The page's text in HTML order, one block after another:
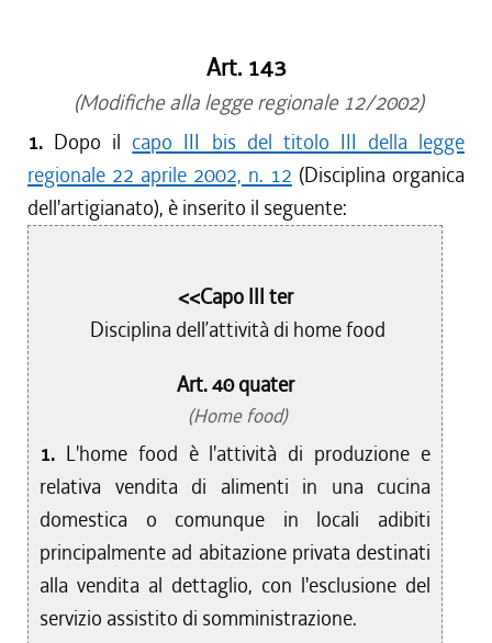
Art. 143
(Modifiche alla legge regionale 12/2002)
1. Dopo il capo III bis del titolo III della legge
regionale 22 aprile 2002, n. 12 (Disciplina organica
dell'artigianato), è inserito il seguente:
<<Capo III ter
Disciplina dell’attività di home food
Art. 40 quater
(Home food)
1. L'home food è l'attività di produzione e
relativa vendita di alimenti in una cucina
domestica o comunque in locali adibiti
principalmente ad abitazione privata destinati
alla vendita al dettaglio, con l'esclusione del
servizio assistito di somministrazione.